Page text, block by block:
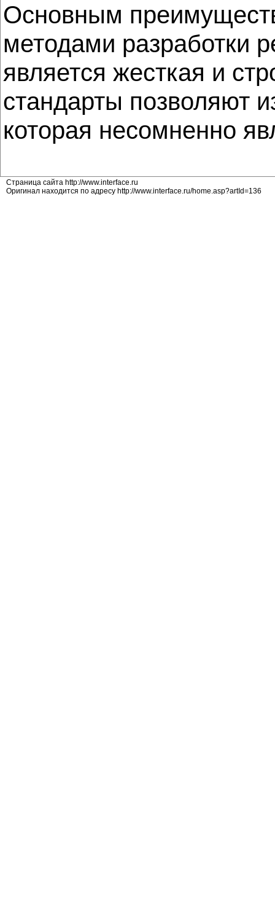
Основным
методами разработки
является жесткая и
стандарты позволяют
которая несомненно
Страница сайта http://www.interface.ru
Оригинал находится по адресу http://www.interface.ru/home.asp?artId=136